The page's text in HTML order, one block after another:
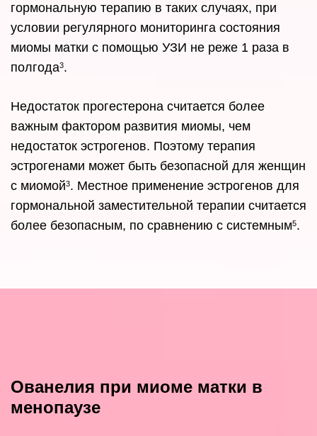
гормональную терапию в таких случаях, при
условии регулярного мониторинга состояния
миомы матки с помощью УЗИ не реже 1 раза в
полгода3.
Недостаток прогестерона считается более
важным фактором развития миомы, чем
недостаток эстрогенов. Поэтому терапия
эстрогенами может быть безопасной для женщин
с миомой3. Местное применение эстрогенов для
гормональной заместительной терапии считается
более безопасным, по сравнению с системным5.
Ованелия при миоме матки в
менопаузе